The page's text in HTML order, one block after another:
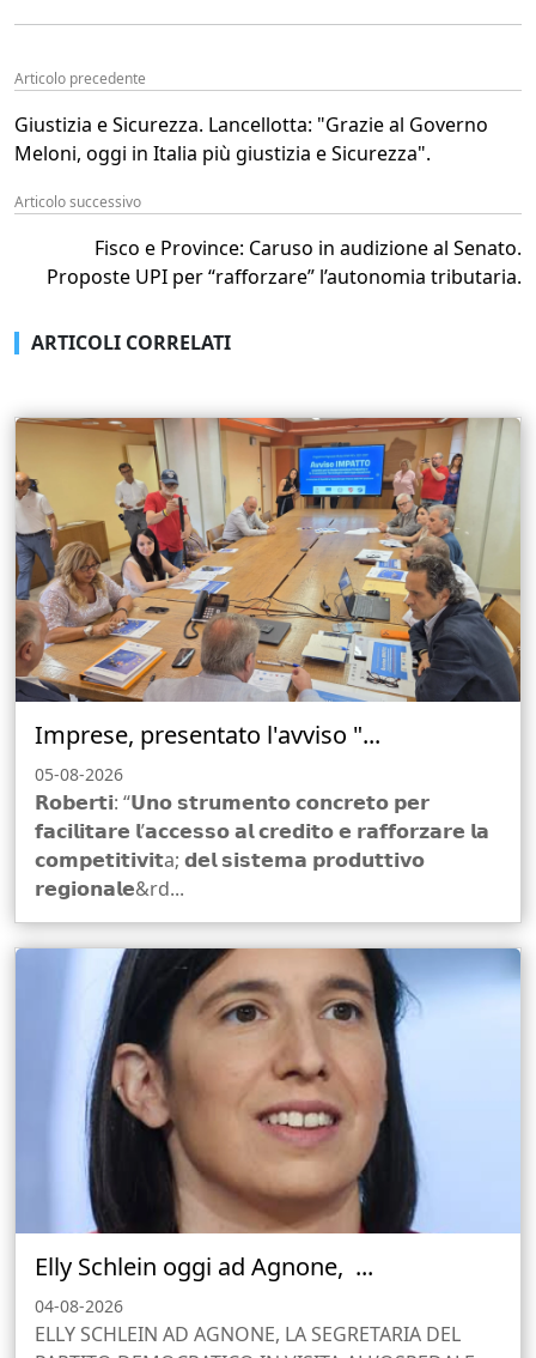
Articolo precedente
Giustizia e Sicurezza. Lancellotta: "Grazie al Governo
Meloni, oggi in Italia più giustizia e Sicurezza".
Articolo successivo
Fisco e Province: Caruso in audizione al Senato.
Proposte UPI per “rafforzare” l’autonomia tributaria.
ARTICOLI CORRELATI
Imprese, presentato l'avviso "...
05-08-2026
𝗥𝗼𝗯𝗲𝗿𝘁𝗶: “𝗨𝗻𝗼 𝘀𝘁𝗿𝘂𝗺𝗲𝗻𝘁𝗼 𝗰𝗼𝗻𝗰𝗿𝗲𝘁𝗼 𝗽𝗲𝗿
𝗳𝗮𝗰𝗶𝗹𝗶𝘁𝗮𝗿𝗲 𝗹’𝗮𝗰𝗰𝗲𝘀𝘀𝗼 𝗮𝗹 𝗰𝗿𝗲𝗱𝗶𝘁𝗼 𝗲 𝗿𝗮𝗳𝗳𝗼𝗿𝘇𝗮𝗿𝗲 𝗹𝗮
𝗰𝗼𝗺𝗽𝗲𝘁𝗶𝘁𝗶𝘃𝗶𝘁a; 𝗱𝗲𝗹 𝘀𝗶𝘀𝘁𝗲𝗺𝗮 𝗽𝗿𝗼𝗱𝘂𝘁𝘁𝗶𝘃𝗼
𝗿𝗲𝗴𝗶𝗼𝗻𝗮𝗹𝗲&rd...
Elly Schlein oggi ad Agnone, ...
04-08-2026
ELLY SCHLEIN AD AGNONE, LA SEGRETARIA DEL